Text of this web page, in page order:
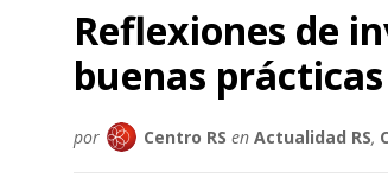
Reflexiones de
buenas
por Centro RS en Actualidad RS,